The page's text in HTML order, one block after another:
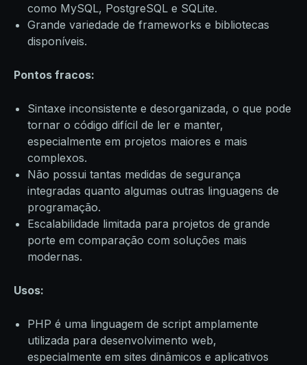
como MySQL, PostgreSQL e SQLite.
Grande variedade de frameworks e bibliotecas
disponíveis.
Pontos fracos:
Sintaxe inconsistente e desorganizada, o que pode
tornar o código difícil de ler e manter,
especialmente em projetos maiores e mais
complexos.
Não possui tantas medidas de segurança
integradas quanto algumas outras linguagens de
programação.
Escalabilidade limitada para projetos de grande
porte em comparação com soluções mais
modernas.
Usos:
PHP é uma linguagem de script amplamente
utilizada para desenvolvimento web,
especialmente em sites dinâmicos e aplicativos